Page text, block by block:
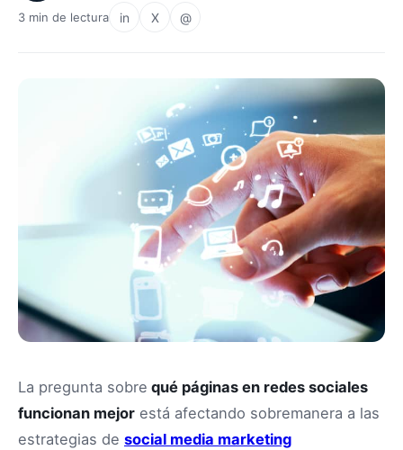
3 min de lectura in X @
La pregunta sobre qué páginas en redes sociales
funcionan mejor está afectando sobremanera a las
estrategias de social media marketing